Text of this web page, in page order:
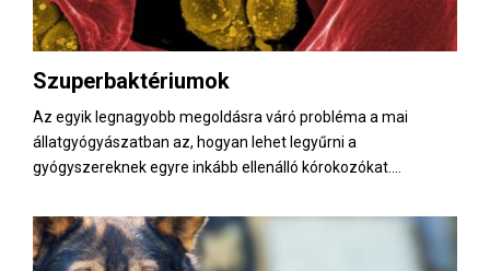
Szuperbaktériumok
Az egyik legnagyobb megoldásra váró probléma a mai
állatgyógyászatban az, hogyan lehet legyűrni a
gyógyszereknek egyre inkább ellenálló kórokozókat....